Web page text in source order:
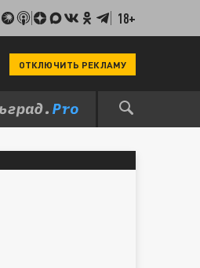
18+
ОТКЛЮЧИТЬ РЕКЛАМУ